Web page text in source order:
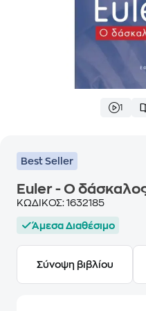
1
Best Seller
Euler - Ο
ΚΩΔΙΚΟΣ: 1632185
Άμεσα Διαθέσιμο
Σύνοψη βιβλίου